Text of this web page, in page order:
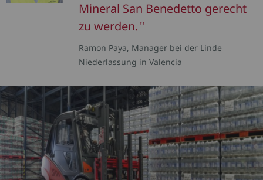
Mineral San Benedetto gerecht
zu werden.
Ramon Paya, Manager bei der Linde
Niederlassung in Valencia